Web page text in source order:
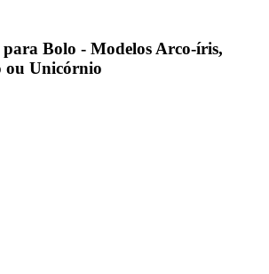
Bolo - Modelos Arco-íris,
ou Unicórnio